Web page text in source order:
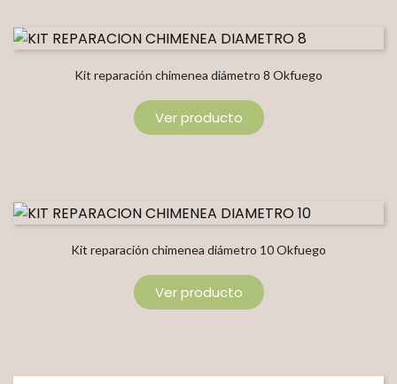
Kit reparación chimenea diámetro 8 Okfuego
Ver producto
Kit reparación chimenea diámetro 10 Okfuego
Ver producto